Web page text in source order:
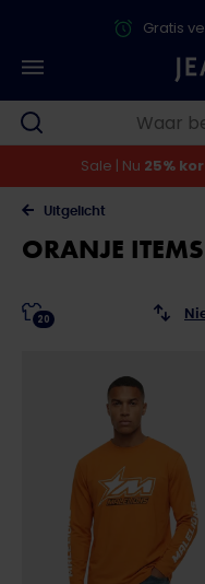
Gratis
Sale | Nu 25%
Uitgelicht
ORANJE ITEMS
20